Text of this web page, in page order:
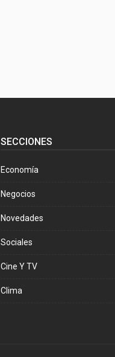
SECCIONES
Economía
Negocios
Novedades
Sociales
Cine Y TV
Clima